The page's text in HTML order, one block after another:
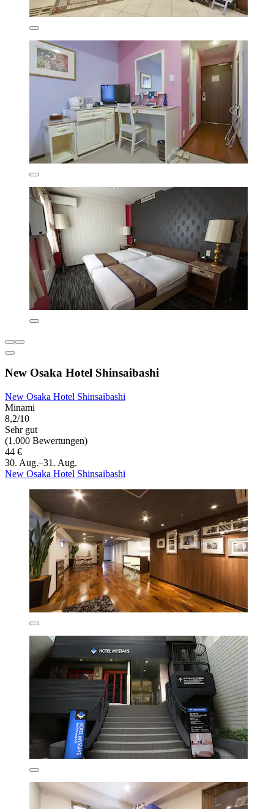
New Osaka Hotel Shinsaibashi
New Osaka Hotel Shinsaibashi
Minami
8,2/10
Sehr gut
(1.000 Bewertungen)
44 €
30. Aug.–31. Aug.
New Osaka Hotel Shinsaibashi